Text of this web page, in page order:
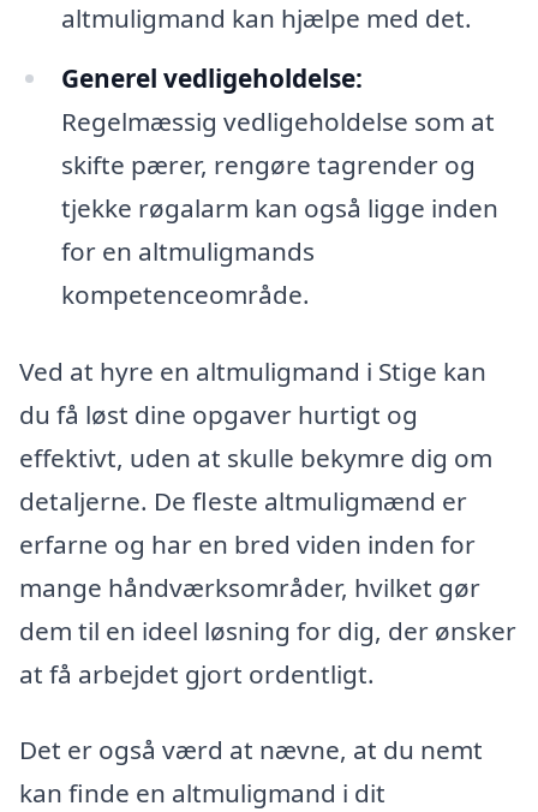
altmuligmand kan hjælpe med det.
Generel vedligeholdelse:
Regelmæssig vedligeholdelse som at
skifte pærer, rengøre tagrender og
tjekke røgalarm kan også ligge inden
for en altmuligmands
kompetenceområde.
Ved at hyre en altmuligmand i Stige kan
du få løst dine opgaver hurtigt og
effektivt, uden at skulle bekymre dig om
detaljerne. De fleste altmuligmænd er
erfarne og har en bred viden inden for
mange håndværksområder, hvilket gør
dem til en ideel løsning for dig, der ønsker
at få arbejdet gjort ordentligt.
Det er også værd at nævne, at du nemt
kan finde en altmuligmand i dit